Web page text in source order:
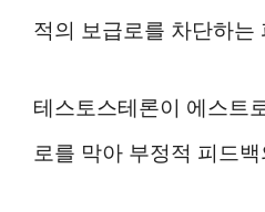
적의 보급로를 차단하는
테스토스테론이 에스트
로를 막아 부정적 피드